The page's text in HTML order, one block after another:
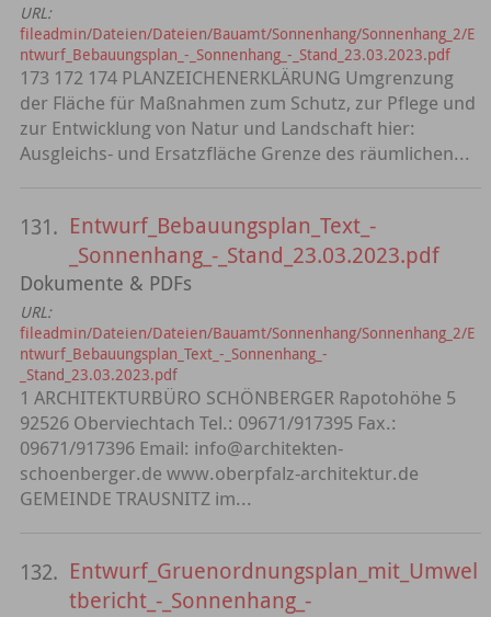
URL:
fileadmin/Dateien/Dateien/Bauamt/Sonnenhang/Sonnenhang_2/E
ntwurf_Bebauungsplan_-_Sonnenhang_-_Stand_23.03.2023.pdf
173 172 174 PLANZEICHENERKLÄRUNG Umgrenzung
der Fläche für Maßnahmen zum Schutz, zur Pflege und
zur Entwicklung von Natur und Landschaft hier:
Ausgleichs- und Ersatzfläche Grenze des räumlichen...
131. Entwurf_Bebauungsplan_Text_-
_Sonnenhang_-_Stand_23.03.2023.pdf
Dokumente & PDFs
URL:
fileadmin/Dateien/Dateien/Bauamt/Sonnenhang/Sonnenhang_2/E
ntwurf_Bebauungsplan_Text_-_Sonnenhang_-
_Stand_23.03.2023.pdf
1 ARCHITEKTURBÜRO SCHÖNBERGER Rapotohöhe 5
92526 Oberviechtach Tel.: 09671/917395 Fax.:
09671/917396 Email: info@architekten-
schoenberger.de www.oberpfalz-architektur.de
GEMEINDE TRAUSNITZ im...
132. Entwurf_Gruenordnungsplan_mit_Umwel
tbericht_-_Sonnenhang_-